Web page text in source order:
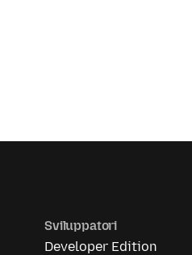
Sviluppatori
Developer Edition